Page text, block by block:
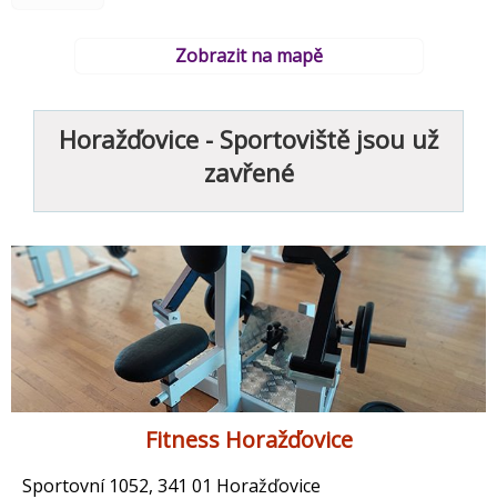
Zobrazit na mapě
Horažďovice - Sportoviště jsou už
zavřené
Fitness Horažďovice
Sportovní 1052, 341 01 Horažďovice